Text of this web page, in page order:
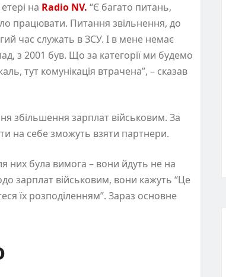
на Radio NV. “Є багато питань,
працювати. Питання звільнення, до
час служать в ЗСУ. І в мене немає
з 2001 був. Що за категорії ми будемо
тут комунікація втрачена”, – сказав
збільшення зарплат військовим. За
на себе зможуть взяти партнери.
них була вимога – вони йдуть не на
зарплат військовим, вони кажуть “Це
їх розподіленням”. Зараз основне